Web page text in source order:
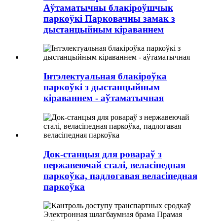
Аўтаматычны блакіроўшчык
паркоўкі Парковачны замак з
дыстанцыйным кіраваннем
Інтэлектуальная блакіроўка
паркоўкі з дыстанцыйным
кіраваннем - аўтаматычная
Док-станцыя для ровараў з
нержавеючай сталі, веласіпедная
паркоўка, падлогавая веласіпедная
паркоўка